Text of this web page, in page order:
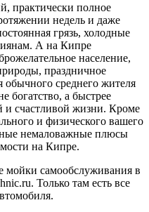
практически полное
недель и даже
грязь, холодные
А на Кипре
население,
праздничное
среднего жителя
а быстрее
и счастливой жизни. Кроме
и физического вашего
немаловажные плюсы
на Кипре.
мойки самообслуживания в
Только там есть все